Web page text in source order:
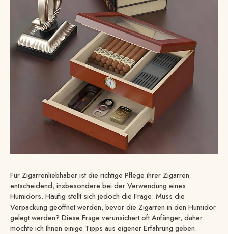
Für Zigarrenliebhaber ist die richtige Pflege ihrer Zigarren
entscheidend, insbesondere bei der Verwendung eines
Humidors. Häufig stellt sich jedoch die Frage: Muss die
Verpackung geöffnet werden, bevor die Zigarren in den Humidor
gelegt werden? Diese Frage verunsichert oft Anfänger, daher
möchte ich Ihnen einige Tipps aus eigener Erfahrung geben.